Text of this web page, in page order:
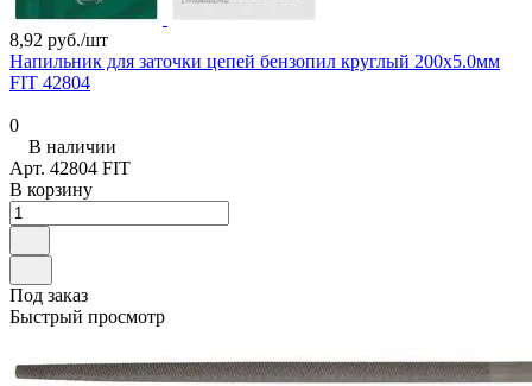
8,92 руб./шт
Напильник для заточки цепей бензопил круглый 200х5.0мм
FIT 42804
0
В наличии
Арт. 42804 FIT
В корзину
Под заказ
Быстрый просмотр